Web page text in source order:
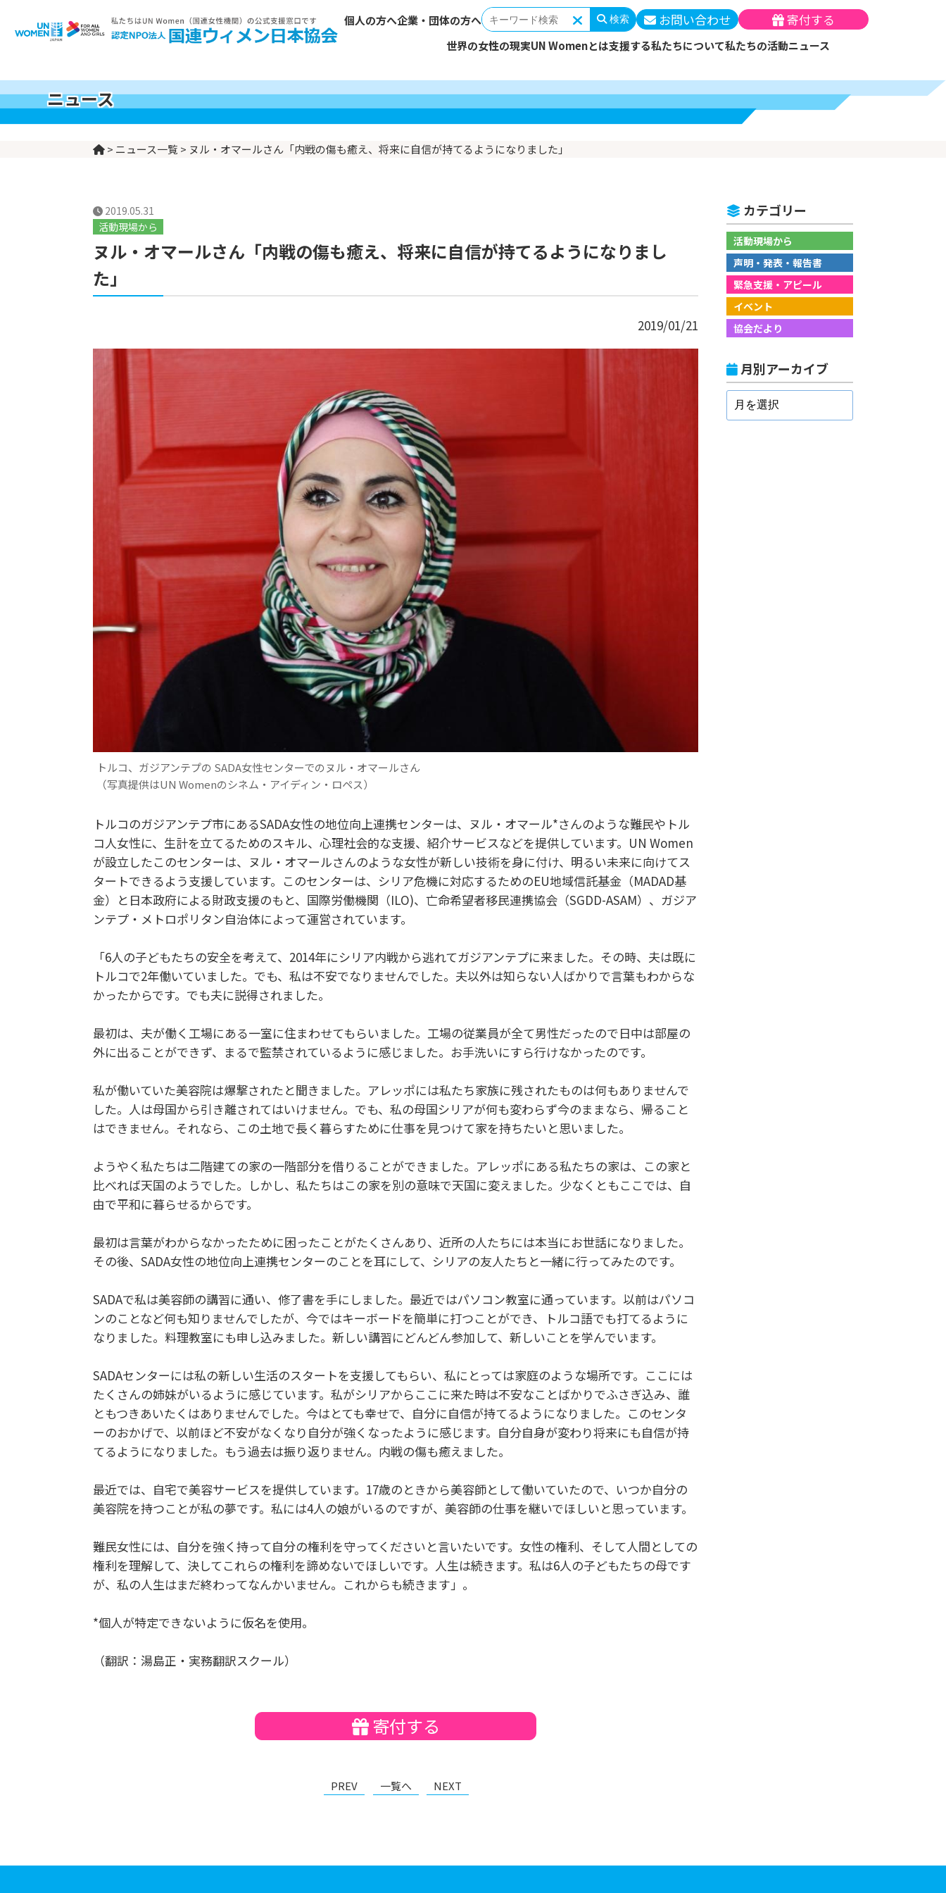
世界の女性の現実UN Womenとは
支援プログラム
支援する
今回の寄付
私たちについて
団体概要
私たちの活動
UN Womenを伝える
ニュース
個人の方へ企業・団体の方へ 検索 お問い合わせ 寄付する
ニュース
> ニュース一覧 > ヌル・オマールさん「内戦の傷も癒え、将来に自信が持てるようになりました」
2019.05.31
活動現場から
ヌル・オマールさん「内戦の傷も癒え、将来に自信が持てるようになりまし
た」
2019/01/21
トルコ、ガジアンテプの SADA女性センターでのヌル・オマールさん
（写真提供はUN Womenのシネム・アイディン・ロペス）
トルコのガジアンテプ市にあるSADA女性の地位向上連携センターは、ヌル・オマール*さんのような難民やトル
コ人女性に、生計を立てるためのスキル、心理社会的な支援、紹介サービスなどを提供しています。UN Women
が設立したこのセンターは、ヌル・オマールさんのような女性が新しい技術を身に付け、明るい未来に向けてス
タートできるよう支援しています。このセンターは、シリア危機に対応するためのEU地域信託基金（MADAD基
金）と日本政府による財政支援のもと、国際労働機関（ILO)、亡命希望者移民連携協会（SGDD-ASAM）、ガジア
ンテプ・メトロポリタン自治体によって運営されています。
「6人の子どもたちの安全を考えて、2014年にシリア内戦から逃れてガジアンテプに来ました。その時、夫は既に
トルコで2年働いていました。でも、私は不安でなりませんでした。夫以外は知らない人ばかりで言葉もわからな
かったからです。でも夫に説得されました。
最初は、夫が働く工場にある一室に住まわせてもらいました。工場の従業員が全て男性だったので日中は部屋の
外に出ることができず、まるで監禁されているように感じました。お手洗いにすら行けなかったのです。
私が働いていた美容院は爆撃されたと聞きました。アレッポには私たち家族に残されたものは何もありませんで
した。人は母国から引き離されてはいけません。でも、私の母国シリアが何も変わらず今のままなら、帰ること
はできません。それなら、この土地で長く暮らすために仕事を見つけて家を持ちたいと思いました。
ようやく私たちは二階建ての家の一階部分を借りることができました。アレッポにある私たちの家は、この家と
比べれば天国のようでした。しかし、私たちはこの家を別の意味で天国に変えました。少なくともここでは、自
由で平和に暮らせるからです。
最初は言葉がわからなかったために困ったことがたくさんあり、近所の人たちには本当にお世話になりました。
その後、SADA女性の地位向上連携センターのことを耳にして、シリアの友人たちと一緒に行ってみたのです。
SADAで私は美容師の講習に通い、修了書を手にしました。最近ではパソコン教室に通っています。以前はパソコ
ンのことなど何も知りませんでしたが、今ではキーボードを簡単に打つことができ、トルコ語でも打てるように
なりました。料理教室にも申し込みました。新しい講習にどんどん参加して、新しいことを学んでいます。
SADAセンターには私の新しい生活のスタートを支援してもらい、私にとっては家庭のような場所です。ここには
たくさんの姉妹がいるように感じています。私がシリアからここに来た時は不安なことばかりでふさぎ込み、誰
ともつきあいたくはありませんでした。今はとても幸せで、自分に自信が持てるようになりました。このセンタ
ーのおかげで、以前ほど不安がなくなり自分が強くなったように感じます。自分自身が変わり将来にも自信が持
てるようになりました。もう過去は振り返りません。内戦の傷も癒えました。
最近では、自宅で美容サービスを提供しています。17歳のときから美容師として働いていたので、いつか自分の
美容院を持つことが私の夢です。私には4人の娘がいるのですが、美容師の仕事を継いでほしいと思っています。
難民女性には、自分を強く持って自分の権利を守ってくださいと言いたいです。女性の権利、そして人間としての
権利を理解して、決してこれらの権利を諦めないでほしいです。人生は続きます。私は6人の子どもたちの母です
が、私の人生はまだ終わってなんかいません。これからも続きます」。
*個人が特定できないように仮名を使用。
（翻訳：湯島正・実務翻訳スクール）
寄付する
PREV 一覧へ NEXT
カテゴリー
活動現場から
声明・発表・報告書
緊急支援・アピール
イベント
協会だより
月別アーカイブ